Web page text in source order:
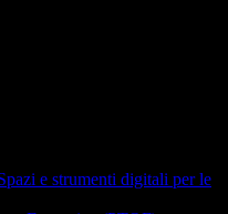
e strumenti digitali per le